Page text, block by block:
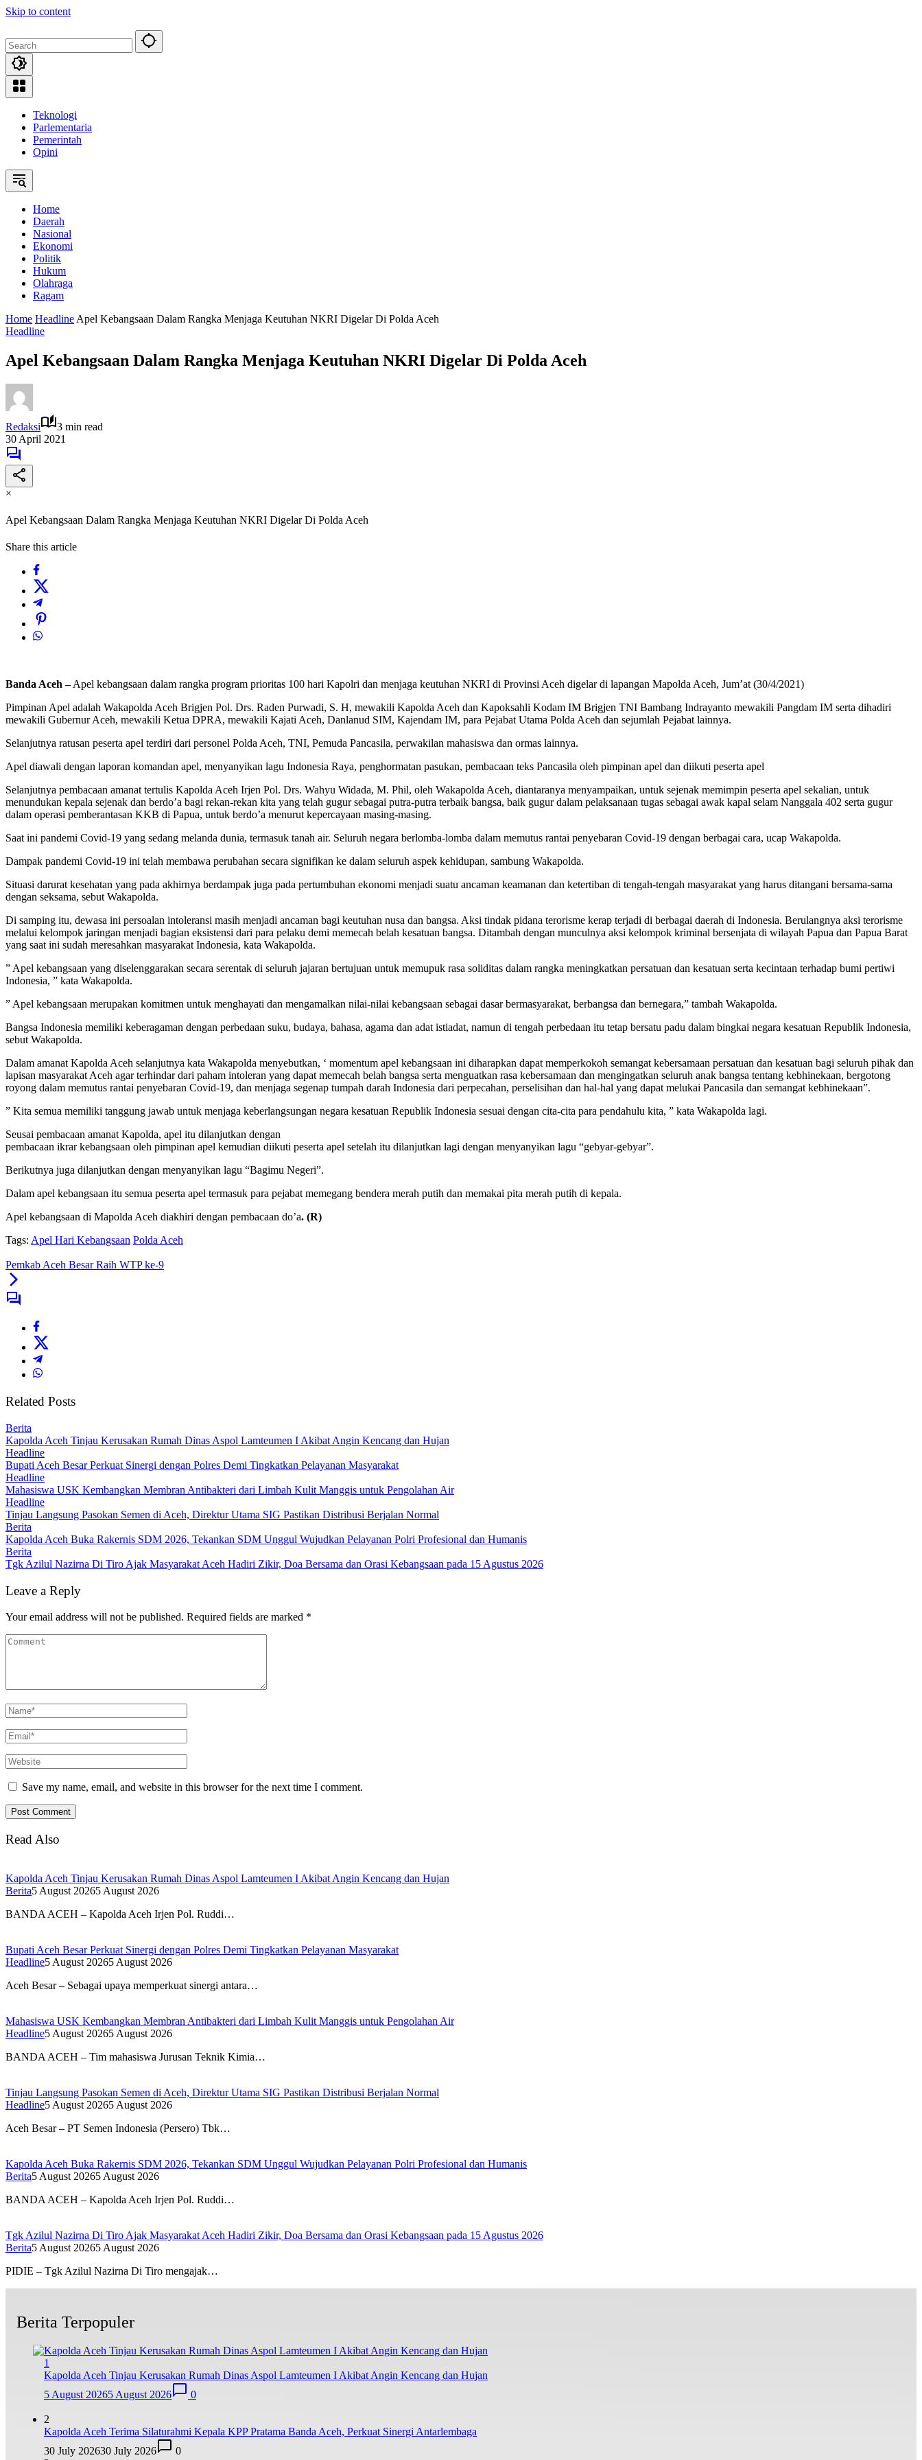
Skip to content
Teknologi
Parlementaria
Pemerintah
Opini
Home
Daerah
Nasional
Ekonomi
Politik
Hukum
Olahraga
Ragam
Home Headline Apel Kebangsaan Dalam Rangka Menjaga Keutuhan NKRI Digelar Di Polda Aceh
Headline
Apel Kebangsaan Dalam Rangka Menjaga Keutuhan NKRI Digelar Di Polda Aceh
Redaksi
3 min read
30 April 2021
×
Apel Kebangsaan Dalam Rangka Menjaga Keutuhan NKRI Digelar Di Polda Aceh
Share this article
Banda Aceh –Apel kebangsaan dalam rangka program prioritas 100 hari Kapolri dan menjaga keutuhan NKRI di Provinsi Aceh digelar di lapangan Mapolda Aceh, Jum’at (30/4/2021)
Pimpinan Apel adalah Wakapolda Aceh Brigjen Pol. Drs. Raden Purwadi, S. H, mewakili Kapolda Aceh dan Kapoksahli Kodam IM Brigjen TNI Bambang Indrayanto mewakili Pangdam IM serta dihadiri
mewakili Gubernur Aceh, mewakili Ketua DPRA, mewakili Kajati Aceh, Danlanud SIM, Kajendam IM, para Pejabat Utama Polda Aceh dan sejumlah Pejabat lainnya.
Selanjutnya ratusan peserta apel terdiri dari personel Polda Aceh, TNI, Pemuda Pancasila, perwakilan mahasiswa dan ormas lainnya.
Apel diawali dengan laporan komandan apel, menyanyikan lagu Indonesia Raya, penghormatan pasukan, pembacaan teks Pancasila oleh pimpinan apel dan diikuti peserta apel
Selanjutnya pembacaan amanat tertulis Kapolda Aceh Irjen Pol. Drs. Wahyu Widada, M. Phil, oleh Wakapolda Aceh, diantaranya menyampaikan, untuk sejenak memimpin peserta apel sekalian, untuk
menundukan kepala sejenak dan berdo’a bagi rekan-rekan kita yang telah gugur sebagai putra-putra terbaik bangsa, baik gugur dalam pelaksanaan tugas sebagai awak kapal selam Nanggala 402 serta gugur
dalam operasi pemberantasan KKB di Papua, untuk berdo’a menurut kepercayaan masing-masing.
Saat ini pandemi Covid-19 yang sedang melanda dunia, termasuk tanah air. Seluruh negara berlomba-lomba dalam memutus rantai penyebaran Covid-19 dengan berbagai cara, ucap Wakapolda.
Dampak pandemi Covid-19 ini telah membawa perubahan secara signifikan ke dalam seluruh aspek kehidupan, sambung Wakapolda.
Situasi darurat kesehatan yang pada akhirnya berdampak juga pada pertumbuhan ekonomi menjadi suatu ancaman keamanan dan ketertiban di tengah-tengah masyarakat yang harus ditangani bersama-sama
dengan seksama, sebut Wakapolda.
Di samping itu, dewasa ini persoalan intoleransi masih menjadi ancaman bagi keutuhan nusa dan bangsa. Aksi tindak pidana terorisme kerap terjadi di berbagai daerah di Indonesia. Berulangnya aksi terorisme
melalui kelompok jaringan menjadi bagian eksistensi dari para pelaku demi memecah belah kesatuan bangsa. Ditambah dengan munculnya aksi kelompok kriminal bersenjata di wilayah Papua dan Papua Barat
yang saat ini sudah meresahkan masyarakat Indonesia, kata Wakapolda.
” Apel kebangsaan yang diselenggarakan secara serentak di seluruh jajaran bertujuan untuk memupuk rasa soliditas dalam rangka meningkatkan persatuan dan kesatuan serta kecintaan terhadap bumi pertiwi
Indonesia, ” kata Wakapolda.
” Apel kebangsaan merupakan komitmen untuk menghayati dan mengamalkan nilai-nilai kebangsaan sebagai dasar bermasyarakat, berbangsa dan bernegara,” tambah Wakapolda.
Bangsa Indonesia memiliki keberagaman dengan perbedaan suku, budaya, bahasa, agama dan adat istiadat, namun di tengah perbedaan itu tetap bersatu padu dalam bingkai negara kesatuan Republik Indonesia,
sebut Wakapolda.
Dalam amanat Kapolda Aceh selanjutnya kata Wakapolda menyebutkan, ‘ momentum apel kebangsaan ini diharapkan dapat memperkokoh semangat kebersamaan persatuan dan kesatuan bagi seluruh pihak dan
lapisan masyarakat Aceh agar terhindar dari paham intoleran yang dapat memecah belah bangsa serta menguatkan rasa kebersamaan dan mengingatkan seluruh anak bangsa tentang kebhinekaan, bergotong
royong dalam memutus rantai penyebaran Covid-19, dan menjaga segenap tumpah darah Indonesia dari perpecahan, perselisihan dan hal-hal yang dapat melukai Pancasila dan semangat kebhinekaan”.
” Kita semua memiliki tanggung jawab untuk menjaga keberlangsungan negara kesatuan Republik Indonesia sesuai dengan cita-cita para pendahulu kita, ” kata Wakapolda lagi.
Seusai pembacaan amanat Kapolda, apel itu dilanjutkan dengan
pembacaan ikrar kebangsaan oleh pimpinan apel kemudian diikuti peserta apel setelah itu dilanjutkan lagi dengan menyanyikan lagu “gebyar-gebyar”.
Berikutnya juga dilanjutkan dengan menyanyikan lagu “Bagimu Negeri”.
Dalam apel kebangsaan itu semua peserta apel termasuk para pejabat memegang bendera merah putih dan memakai pita merah putih di kepala.
Apel kebangsaan di Mapolda Aceh diakhiri dengan pembacaan do’a. (R)
Tags: Apel Hari Kebangsaan Polda Aceh
Pemkab Aceh Besar Raih WTP ke-9
Related Posts
Berita
Kapolda Aceh Tinjau Kerusakan Rumah Dinas Aspol Lamteumen I Akibat Angin Kencang dan Hujan
Headline
Bupati Aceh Besar Perkuat Sinergi dengan Polres Demi Tingkatkan Pelayanan Masyarakat
Headline
Mahasiswa USK Kembangkan Membran Antibakteri dari Limbah Kulit Manggis untuk Pengolahan Air
Headline
Tinjau Langsung Pasokan Semen di Aceh, Direktur Utama SIG Pastikan Distribusi Berjalan Normal
Berita
Kapolda Aceh Buka Rakernis SDM 2026, Tekankan SDM Unggul Wujudkan Pelayanan Polri Profesional dan Humanis
Berita
Tgk Azilul Nazirna Di Tiro Ajak Masyarakat Aceh Hadiri Zikir, Doa Bersama dan Orasi Kebangsaan pada 15 Agustus 2026
Leave a Reply
Your email address will not be published. Required fields are marked *
Save my name, email, and website in this browser for the next time I comment.
Read Also
Kapolda Aceh Tinjau Kerusakan Rumah Dinas Aspol Lamteumen I Akibat Angin Kencang dan Hujan
Berita5 August 20265 August 2026
BANDA ACEH – Kapolda Aceh Irjen Pol. Ruddi…
Bupati Aceh Besar Perkuat Sinergi dengan Polres Demi Tingkatkan Pelayanan Masyarakat
Headline5 August 20265 August 2026
Aceh Besar – Sebagai upaya memperkuat sinergi antara…
Mahasiswa USK Kembangkan Membran Antibakteri dari Limbah Kulit Manggis untuk Pengolahan Air
Headline5 August 20265 August 2026
BANDA ACEH – Tim mahasiswa Jurusan Teknik Kimia…
Tinjau Langsung Pasokan Semen di Aceh, Direktur Utama SIG Pastikan Distribusi Berjalan Normal
Headline5 August 20265 August 2026
Aceh Besar – PT Semen Indonesia (Persero) Tbk…
Kapolda Aceh Buka Rakernis SDM 2026, Tekankan SDM Unggul Wujudkan Pelayanan Polri Profesional dan Humanis
Berita5 August 20265 August 2026
BANDA ACEH – Kapolda Aceh Irjen Pol. Ruddi…
Tgk Azilul Nazirna Di Tiro Ajak Masyarakat Aceh Hadiri Zikir, Doa Bersama dan Orasi Kebangsaan pada 15 Agustus 2026
Berita5 August 20265 August 2026
PIDIE – Tgk Azilul Nazirna Di Tiro mengajak…
Berita Terpopuler
1
Kapolda Aceh Tinjau Kerusakan Rumah Dinas Aspol Lamteumen I Akibat Angin Kencang dan Hujan
5 August 20265 August 2026 0
2
Kapolda Aceh Terima Silaturahmi Kepala KPP Pratama Banda Aceh, Perkuat Sinergi Antarlembaga
30 July 202630 July 2026
0